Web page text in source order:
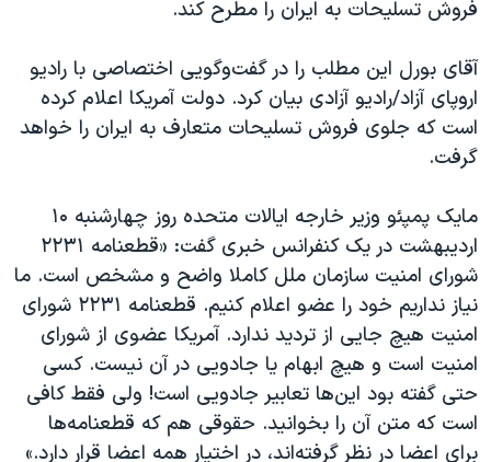
چهل سال گروگان‌گیری
اعتراضات مردمی آبان ۹۸
اسرائیل در جنگ
نرگس محمدی برنده جایزه نوبل صلح
صفحه‌های ویژه
سفر پرزیدنت ترامپ به چین
فروش تسلیحات به ایران را مطرح کند.
آقای بورل این مطلب را در گفت‌وگویی اختصاصی با رادیو
اروپای آزاد/رادیو آزادی بیان کرد. دولت آمریکا اعلام کرده
است که جلوی فروش تسلیحات متعارف به ایران را خواهد
گرفت.
مایک پمپئو وزیر خارجه ایالات متحده روز چهارشنبه ۱۰
اردیبهشت در یک کنفرانس خبری گفت: «قطعنامه ۲۲۳۱
شورای امنیت سازمان ملل کاملا واضح و مشخص است. ما
نیاز نداریم خود را عضو اعلام کنیم. قطعنامه ۲۲۳۱ شورای
امنیت هیچ جایی از تردید ندارد. آمریکا عضوی از شورای
امنیت است و هیچ ابهام یا جادویی در آن نیست. کسی
حتی گفته بود این‌ها تعابیر جادویی است! ولی فقط کافی
است که متن آن را بخوانید. حقوقی هم که قطعنامه‌ها
برای اعضا در نظر گرفته‌اند، در اختیار همه اعضا قرار دارد.»